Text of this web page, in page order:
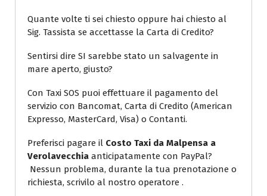
Quante volte ti sei chiesto oppure hai chiesto al
Sig. Tassista se accettasse la Carta di Credito?
Sentirsi dire SI sarebbe stato un salvagente in
mare aperto, giusto?
Con Taxi SOS puoi effettuare il pagamento del
servizio con Bancomat, Carta di Credito (American
Expresso, MasterCard, Visa) o Contanti.
Preferisci pagare il Costo Taxi da Malpensa a
Verolavecchia anticipatamente con PayPal?
Nessun problema, durante la tua prenotazione o
richiesta, scrivilo al nostro operatore .